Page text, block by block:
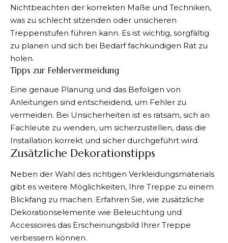
Nichtbeachten der korrekten Maße und Techniken,
was zu schlecht sitzenden oder unsicheren
Treppenstufen führen kann. Es ist wichtig, sorgfältig
zu planen und sich bei Bedarf fachkundigen Rat zu
holen.
Tipps zur Fehlervermeidung
Eine genaue Planung und das Befolgen von
Anleitungen sind entscheidend, um Fehler zu
vermeiden. Bei Unsicherheiten ist es ratsam, sich an
Fachleute zu wenden, um sicherzustellen, dass die
Installation korrekt und sicher durchgeführt wird.
Zusätzliche Dekorationstipps
Neben der Wahl des richtigen Verkleidungsmaterials
gibt es weitere Möglichkeiten, Ihre Treppe zu einem
Blickfang zu machen. Erfahren Sie, wie zusätzliche
Dekorationselemente wie Beleuchtung und
Accessoires das Erscheinungsbild Ihrer Treppe
verbessern können.